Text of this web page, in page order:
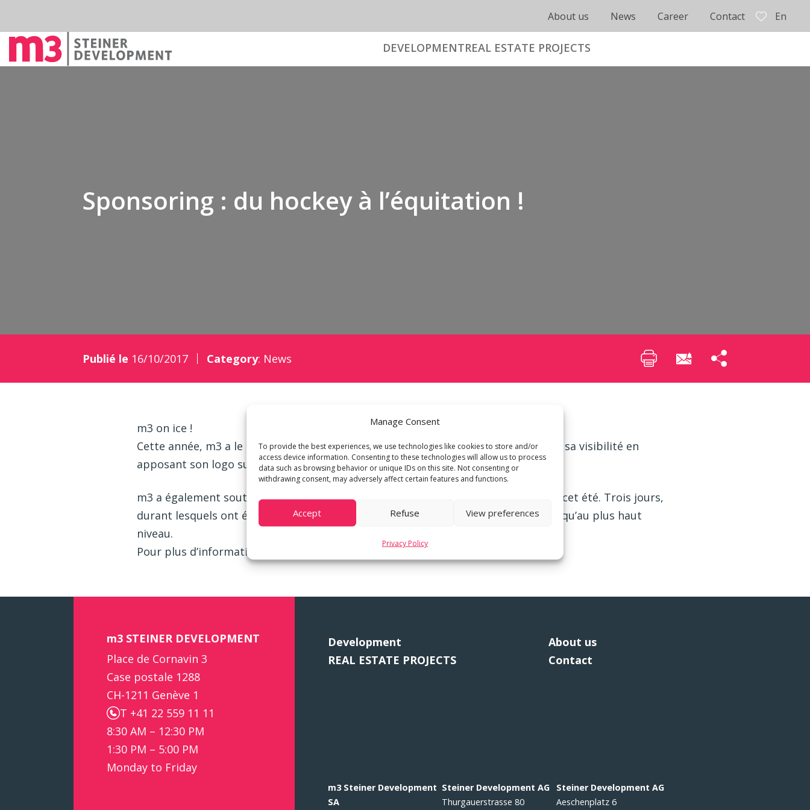
Manage Consent
To provide the best experiences, we use technologies like cookies to store and/or
access device information. Consenting to these technologies will allow us to process
data such as browsing behavior or unique IDs on this site. Not consenting or
withdrawing consent, may adversely affect certain features and functions.
Accept Refuse View preferences
Privacy Policy
About us News Career Contact En
DEVELOPMENTREAL ESTATE PROJECTS
Sponsoring : du hockey à l’équitation !
Publié le 16/10/2017 Category: News
m3 on ice !
Cette année, m3 a le plaisir de soutenir le Genève-Servette Hockey Club et accroit sa visibilité en
apposant son logo sur la patinoire des Vernets.
m3 a également soutenu le Concours International de Dressage – Jiva Hill Stables cet été. Trois jours,
durant lesquels ont été organisées des épreuves nationales et internationales jusqu’au plus haut
niveau.
Pour plus d’informations
m3 STEINER DEVELOPMENT
Place de Cornavin 3
Case postale 1288
CH-1211 Genève 1
T +41 22 559 11 11
8:30 AM – 12:30 PM
1:30 PM – 5:00 PM
Monday to Friday
Development
REAL ESTATE PROJECTS
About us
Contact
m3 Steiner Development
SA
Steiner Development AG
Thurgauerstrasse 80
Steiner Development AG
Aeschenplatz 6